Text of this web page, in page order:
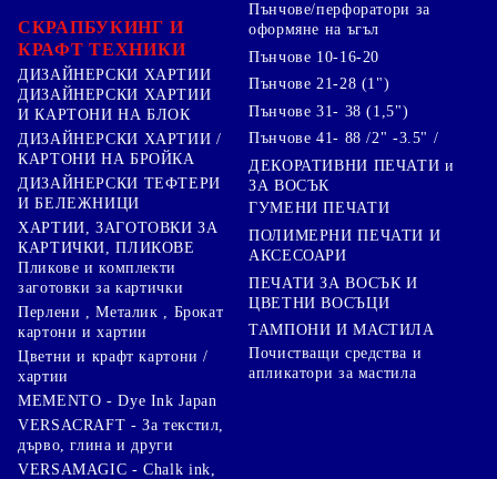
СКРАПБУКИНГ И
КРАФТ ТЕХНИКИ
ДИЗАЙНЕРСКИ ХАРТИИ
ДИЗАЙНЕРСКИ ХАРТИИ
И КАРТОНИ НА БЛОК
ДИЗАЙНЕРСКИ ХАРТИИ /
КАРТОНИ НА БРОЙКА
ДИЗАЙНЕРСКИ ТЕФТЕРИ
И БЕЛЕЖНИЦИ
ХАРТИИ, ЗАГОТОВКИ ЗА
КАРТИЧКИ, ПЛИКОВЕ
Пликове и комплекти
заготовки за картички
Перлени , Металик , Брокат
картони и хартии
Цветни и крафт картони /
хартии
Пънчове/перфоратори за
оформяне на ъгъл
Пънчове 10-16-20
Пънчове 21-28 (1")
Пънчове 31- 38 (1,5")
Пънчове 41- 88 /2" -3.5" /
ДЕКОРАТИВНИ ПЕЧАТИ и
ЗА ВОСЪК
ГУМЕНИ ПЕЧАТИ
ПОЛИМЕРНИ ПЕЧАТИ И
АКСЕСОАРИ
ПЕЧАТИ ЗА ВОСЪК И
ЦВЕТНИ ВОСЪЦИ
ТАМПОНИ И МАСТИЛА
Почистващи средства и
апликатори за мастила
MEMENTO - Dye Ink Japan
VERSACRAFT - За текстил,
дърво, глина и други
VERSAMAGIC - Chalk ink,